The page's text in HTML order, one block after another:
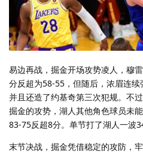
易边再战，掘金开场攻势凌人，穆
分反超为58-55，但随后，浓眉连续
并且还造了约基奇第三次犯规。不
掘金的攻势，湖人其他角色球员未
83-75反超8分。单节打了湖人一波
末节决战，掘金凭借稳定的攻防，